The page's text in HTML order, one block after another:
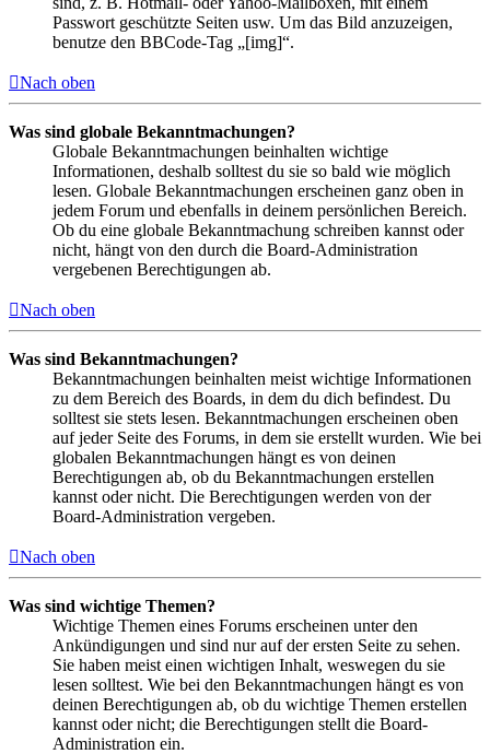
Passwort geschützte Seiten usw. Um das Bild anzuzeigen,
benutze den BBCode-Tag „[img]“.
Nach oben
Was sind globale Bekanntmachungen?
Globale Bekanntmachungen beinhalten wichtige
Informationen, deshalb solltest du sie so bald wie möglich
lesen. Globale Bekanntmachungen erscheinen ganz oben in
jedem Forum und ebenfalls in deinem persönlichen Bereich.
Ob du eine globale Bekanntmachung schreiben kannst oder
nicht, hängt von den durch die Board-Administration
vergebenen Berechtigungen ab.
Nach oben
Was sind Bekanntmachungen?
Bekanntmachungen beinhalten meist wichtige Informationen
zu dem Bereich des Boards, in dem du dich befindest. Du
solltest sie stets lesen. Bekanntmachungen erscheinen oben
auf jeder Seite des Forums, in dem sie erstellt wurden. Wie bei
globalen Bekanntmachungen hängt es von deinen
Berechtigungen ab, ob du Bekanntmachungen erstellen
kannst oder nicht. Die Berechtigungen werden von der
Board-Administration vergeben.
Nach oben
Was sind wichtige Themen?
Wichtige Themen eines Forums erscheinen unter den
Ankündigungen und sind nur auf der ersten Seite zu sehen.
Sie haben meist einen wichtigen Inhalt, weswegen du sie
lesen solltest. Wie bei den Bekanntmachungen hängt es von
deinen Berechtigungen ab, ob du wichtige Themen erstellen
kannst oder nicht; die Berechtigungen stellt die Board-
Administration ein.